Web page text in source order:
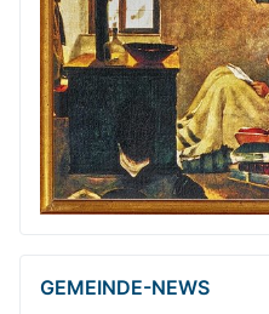
GEMEINDE-NEWS